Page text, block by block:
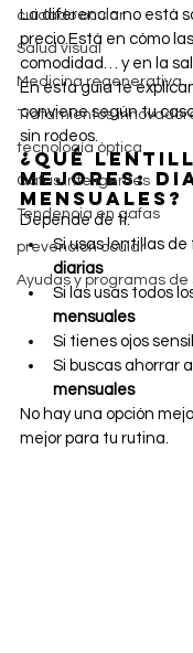
cuidado ocular
Salud visual
Medicina regenerativa
Tratamientos
tecnología óptica
Gafas inteligentes
Tendencia en gafas
prevención ocular
Ayudas y programas de
La diferencia no está
precio.Está en cómo
comodidad… y en la
En esta guía te
conviene según tu
sin rodeos.
¿Qué
mejores:
mensuales?
Depende de ti:
Si usas lentillas
diarias
Si las usas todos
mensuales
Si tienes ojos
Si buscas ahorrar
mensuales
No hay una opción
mejor para tu rutina.